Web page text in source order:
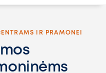
IR PRAMONEI